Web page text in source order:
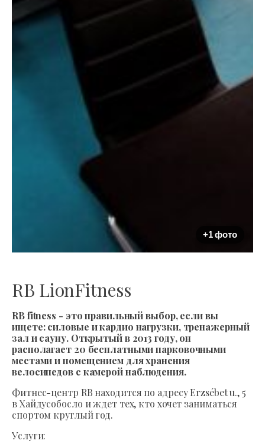
+1 фото
RB LionFitness
RB fitness - это правильный выбор, если вы
ищете: силовые и кардио нагрузки, тренажерный
зал и сауну. Открытый в 2013 году, он
располагает 20 бесплатными парковочными
местами и помещением для хранения
велосипедов с камерой наблюдения.
Фитнес-центр RB находится по адресу Erzsébet u., 5
в Хайдусобосло и ждет тех, кто хочет заниматься
спортом круглый год.
Услуги: